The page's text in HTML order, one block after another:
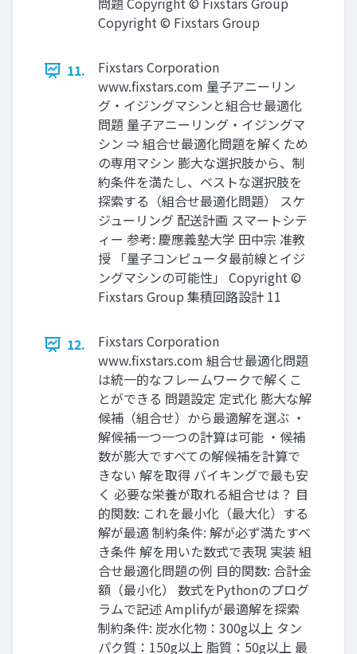
Copyright © Fixstars Group
11.
Fixstars Corporation
www.fixstars.com 量子アニーリン
グ・イジングマシンと組合せ最適化
問題 量子アニーリング・イジングマ
シン ⇒ 組合せ最適化問題を解くため
の専用マシン 膨大な選択肢から、制
約条件を満たし、ベストな選択肢を
探索する（組合せ最適化問題） スケ
ジューリング 配送計画 スマートシテ
ィー 参考: 慶應義塾大学 田中宗 准教
授 「量子コンピュータ最前線とイジ
ングマシンの可能性」 Copyright ©
Fixstars Group 集積回路設計 11
12.
Fixstars Corporation
www.fixstars.com 組合せ最適化問題
は統一的なフレームワークで解くこ
とができる 問題設定 定式化 膨大な解
候補（組合せ）から最適解を選ぶ ・
解候補一つ一つの計算は可能 ・候補
数が膨大ですべての解候補を計算で
きない 解を取得 バイキングで最も安
く 必要な栄養が取れる組合せは？ 目
的関数: これを最小化（最大化）する
解が最適 制約条件: 解が必ず満たすべ
き条件 解を用いた数式で表現 実装 組
合せ最適化問題の例 目的関数: 合計金
額（最小化） 数式をPythonのプログ
ラムで記述 Amplifyが最適解を探索
制約条件: 炭水化物：300g以上 タン
パク質：150g以上 脂質：50g以上 最